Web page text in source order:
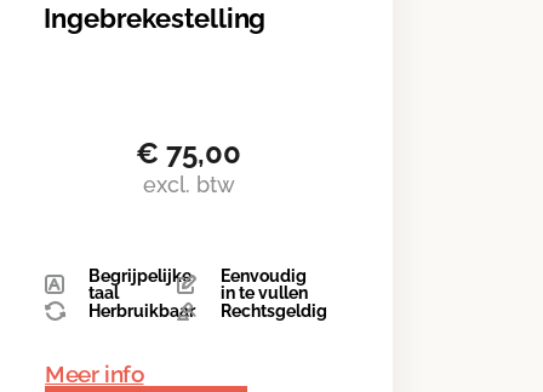
Ingebrekestelling
€ 75,00
excl. btw
Begrijpelijke
taal
Eenvoudig
in te vullen
Herbruikbaar
Rechtsgeldig
Meer info